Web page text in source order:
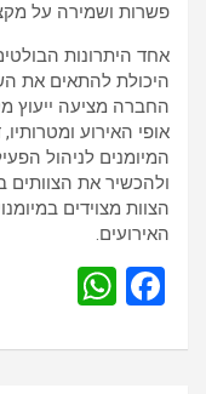
פשרות ושמירה על
אחד היתרונות
היכולת להתאים את
החברה מציעה ייעוץ
אופי האירוע
המיומנים לניהול
ולהכשיר את הצוותים
הצוות מצוידים
האירועים.
F
ce
at